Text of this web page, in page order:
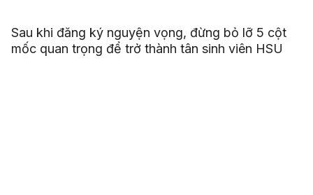
Sau khi đăng ký nguyện vọng, đừng bỏ lỡ 5 cột
mốc quan trọng để trở thành tân sinh viên HSU